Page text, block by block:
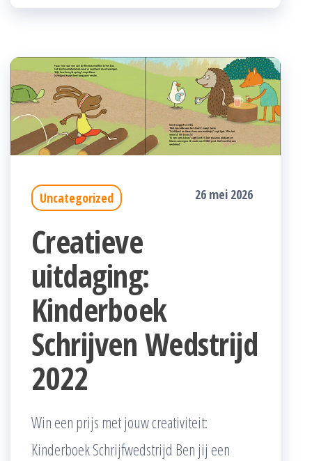
Uncategorized 26 mei 2026
Creatieve
uitdaging:
Kinderboek
Schrijven Wedstrijd
2022
Win een prijs met jouw creativiteit:
Kinderboek Schrijfwedstrijd Ben jij een